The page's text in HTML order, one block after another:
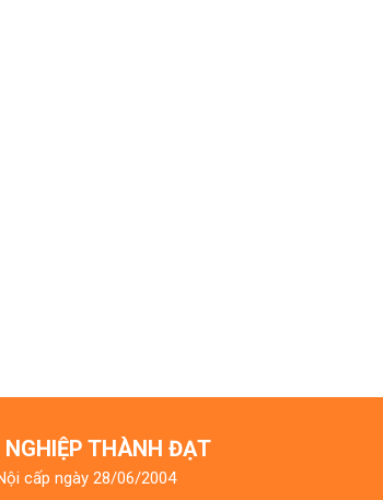
THÀNH ĐẠT
cấp ngày 28/06/2004